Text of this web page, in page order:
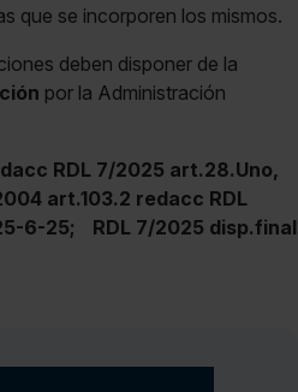
que se incorporen los mismos.
deben disponer de la
por la Administración
RDL 7/2025 art.28.Uno,
art.103.2 redacc RDL
6-25;
RDL 7/2025 disp.final